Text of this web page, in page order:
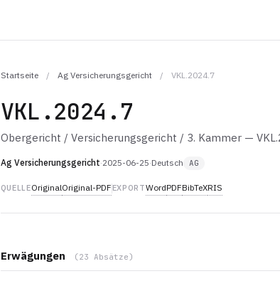
Startseite / Ag Versicherungsgericht / VKL.2024.7
VKL.2024.7
Obergericht / Versicherungsgericht / 3. Kammer —
Ag Versicherungsgericht·2025-06-25·Deutsch AG
QUELLEOriginalOriginal-PDF EXPORTWordPDFBibTeXRIS
Erwägungen (23 Absätze)